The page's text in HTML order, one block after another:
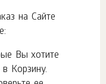
на Сайте
Вы хотите
Корзину.